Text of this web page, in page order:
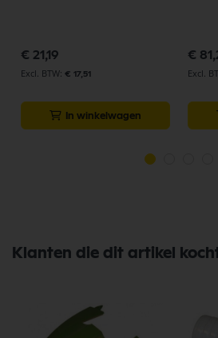
€ 21,19
€ 17,51
In winkelwagen
€
Klanten die dit artikel